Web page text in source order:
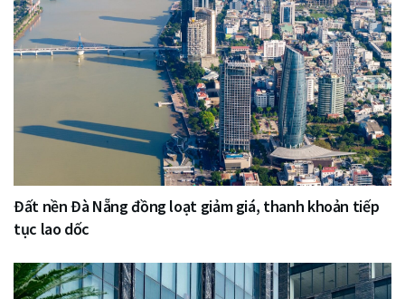
Đất nền Đà Nẵng đồng loạt giảm giá, thanh khoản tiếp
tục lao dốc